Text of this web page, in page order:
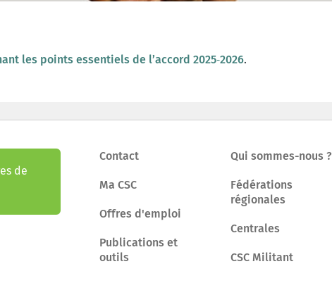
les points essentiels de l’accord 2025‑2026.
de
Contact
Ma CSC
Offres d'emploi
Publications et
outils
Qui sommes-nous ?
Fédérations
régionales
Centrales
CSC Militant